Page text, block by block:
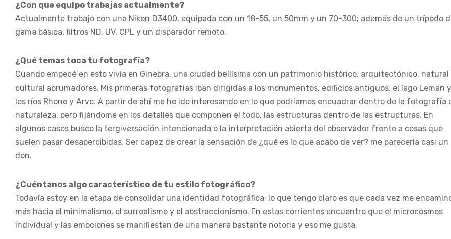
¿Con que equipo trabajas actualmente?
Actualmente trabajo con una Nikon D3400, equipada con un 18-55, un 50mm y un 70-300; además de un trípode
gama básica, filtros ND, UV, CPL y un disparador remoto.
¿Qué temas toca tu fotografía?
Cuando empecé en esto vivía en Ginebra, una ciudad bellísima con un patrimonio histórico, arquitectónico, natural
cultural abrumadores. Mis primeras fotografías iban dirigidas a los monumentos, edificios antiguos, el lago Leman y
los ríos Rhone y Arve. A partir de ahí me he ido interesando en lo que podríamos encuadrar dentro de la fotografía
naturaleza, pero fijándome en los detalles que componen el todo, las estructuras dentro de las estructuras. En
algunos casos busco la tergiversación intencionada o la interpretación abierta del observador frente a cosas que
suelen pasar desapercibidas. Ser capaz de crear la sensación de ¿qué es lo que acabo de ver? me parecería casi un
don.
¿Cuéntanos algo característico de tu estilo fotográfico?
Todavía estoy en la etapa de consolidar una identidad fotográfica; lo que tengo claro es que cada vez me
más hacia el minimalismo, el surrealismo y el abstraccionismo. En estas corrientes encuentro que el microcosmos
individual y las emociones se manifiestan de una manera bastante notoria y eso me gusta.